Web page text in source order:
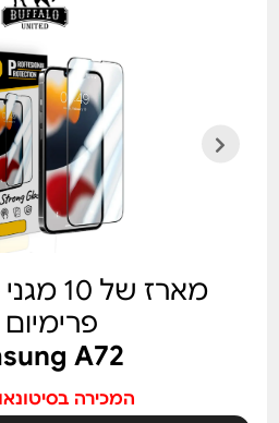
מארז
A72
המכירה